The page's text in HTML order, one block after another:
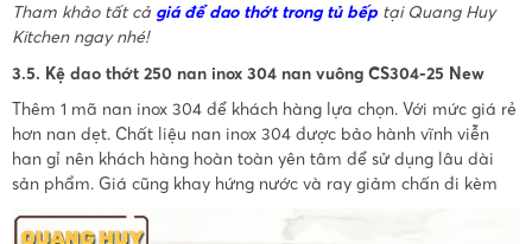
Tham khảo tất cả giá để dao thớt trong tủ bếptại Quang Huy
Kitchen ngay nhé!
3.5. Kệ dao thớt 250 nan inox 304 nan vuông CS304-25 New
Thêm 1 mã nan inox 304 để khách hàng lựa chọn. Với mức giá rẻ
hơn nan dẹt. Chất liệu nan inox 304 được bảo hành vĩnh viễn
han gỉ nên khách hàng hoàn toàn yên tâm để sử dụng lâu dài
sản phẩm. Giá cũng khay hứng nước và ray giảm chấn đi kèm